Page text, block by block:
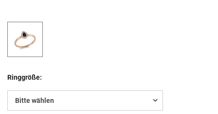
Ringgröße:
Bitte wählen